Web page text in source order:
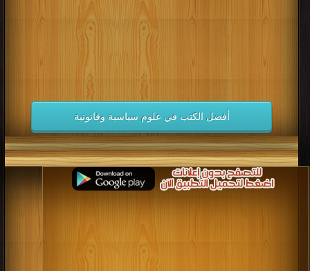
كتب 1990
كتب 1989 كتب 1988
كتب 1987
كتب 1984
كتب 1983
كتب 1980
كتب 1979
كتب 1978
كتب 1977 كتب 1976
كتب 1975
كتب 1974
كتب 1973 كتب 1972
كتب 1971
كتب 1970
كتب 1969 كتب 1968
كتب 1967
كتب 1966
كتب 1965 كتب 1964
كتب 1963
كتب 1962
كتب 1961 كتب 1960
كتب 1959
كتب 1957
كتب 1952
كتب 1951
أفضل الكتب في علوم سياسية وقانونية